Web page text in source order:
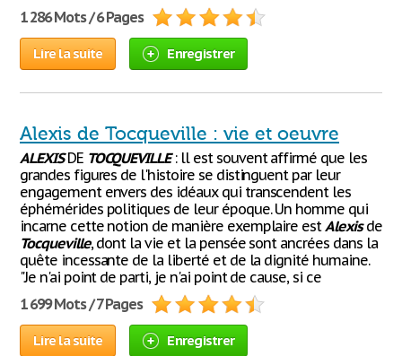
1 286 Mots / 6 Pages
Lire la suite Enregistrer
Alexis de Tocqueville : vie et oeuvre
ALEXISDE TOCQUEVILLE: ll est souvent affirmé que les
grandes figures de l'histoire se distinguent par leur
engagement envers des idéaux qui transcendent les
éphémérides politiques de leur époque. Un homme qui
incarne cette notion de manière exemplaire estAlexisde
Tocqueville, dont la vie et la pensée sont ancrées dans la
quête incessante de la liberté et de la dignité humaine.
"Je n'ai point de parti, je n'ai point de cause, si ce
1 699 Mots / 7 Pages
Lire la suite Enregistrer